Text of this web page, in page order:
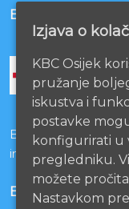
BOLNICE
Bolnice s kojima je
integraciji
EU PROJEKTI
Izjava o
KBC Osijek
pružanje
iskustva i
postavke
konfigurirati u
pregledniku.
možete
Nastavkom